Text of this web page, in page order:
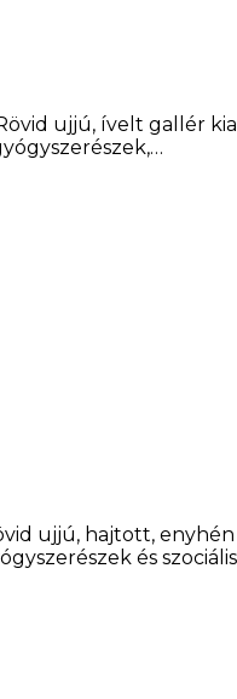
ujjú, ívelt gallér
ujjú, hajtott,
és